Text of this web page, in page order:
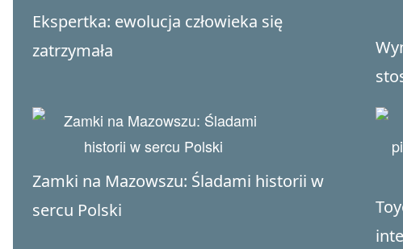
Ekspertka: ewolucja człowieka się
zatrzymała
Zamki na Mazowszu: Śladami historii w
sercu Polski